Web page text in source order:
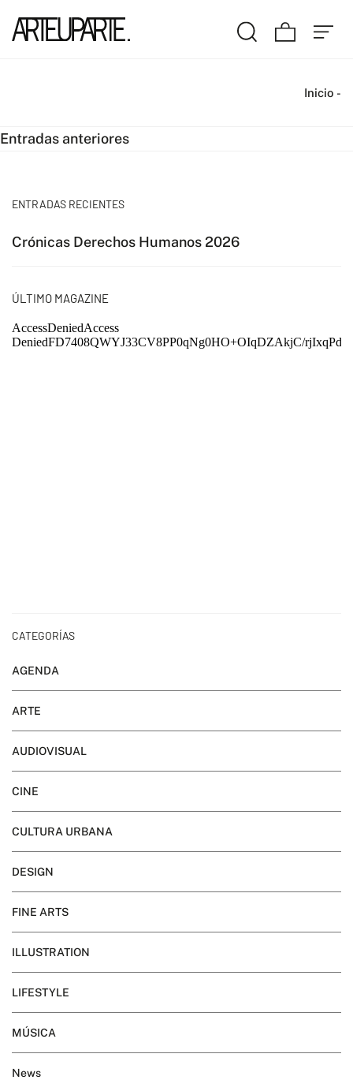
Inicio -
Navegación
entradas
Entradas anteriores
ENTRADAS RECIENTES
Crónicas Derechos Humanos 2026
ÚLTIMO MAGAZINE
CATEGORÍAS
AGENDA
ARTE
AUDIOVISUAL
CINE
CULTURA URBANA
DESIGN
FINE ARTS
ILLUSTRATION
LIFESTYLE
MÚSICA
News